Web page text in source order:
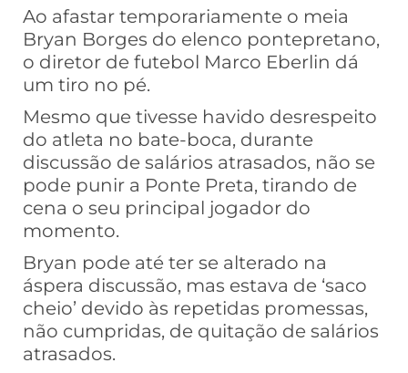
Ao afastar temporariamente o meia
Bryan Borges do elenco pontepretano,
o diretor de futebol Marco Eberlin dá
um tiro no pé.
Mesmo que tivesse havido desrespeito
do atleta no bate-boca, durante
discussão de salários atrasados, não se
pode punir a Ponte Preta, tirando de
cena o seu principal jogador do
momento.
Bryan pode até ter se alterado na
áspera discussão, mas estava de ‘saco
cheio’ devido às repetidas promessas,
não cumpridas, de quitação de salários
atrasados.